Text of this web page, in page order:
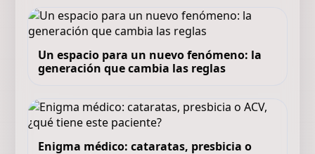
Un espacio para un nuevo fenómeno: la
generación que cambia las reglas
Enigma médico: cataratas, presbicia o